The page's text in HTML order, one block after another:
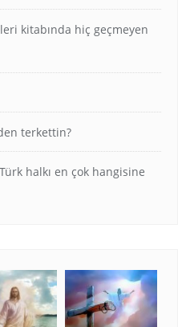
kitabında hiç geçmeyen
terkettin?
halkı en çok hangisine